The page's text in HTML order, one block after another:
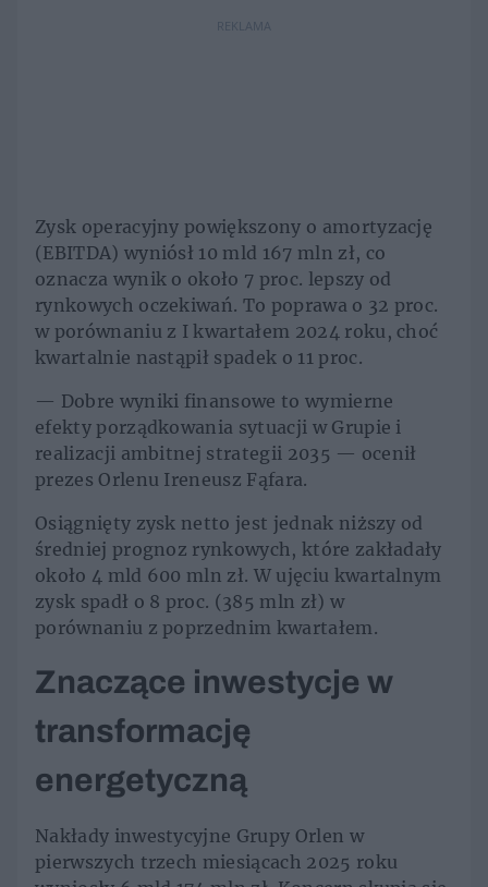
REKLAMA
Zysk operacyjny powiększony o amortyzację
(EBITDA) wyniósł 10 mld 167 mln zł, co
oznacza wynik o około 7 proc. lepszy od
rynkowych oczekiwań. To poprawa o 32 proc.
w porównaniu z I kwartałem 2024 roku, choć
kwartalnie nastąpił spadek o 11 proc.
— Dobre wyniki finansowe to wymierne
efekty porządkowania sytuacji w Grupie i
realizacji ambitnej strategii 2035 — ocenił
prezes Orlenu Ireneusz Fąfara.
Osiągnięty zysk netto jest jednak niższy od
średniej prognoz rynkowych, które zakładały
około 4 mld 600 mln zł. W ujęciu kwartalnym
zysk spadł o 8 proc. (385 mln zł) w
porównaniu z poprzednim kwartałem.
Znaczące inwestycje w
transformację
energetyczną
Nakłady inwestycyjne Grupy Orlen w
pierwszych trzech miesiącach 2025 roku